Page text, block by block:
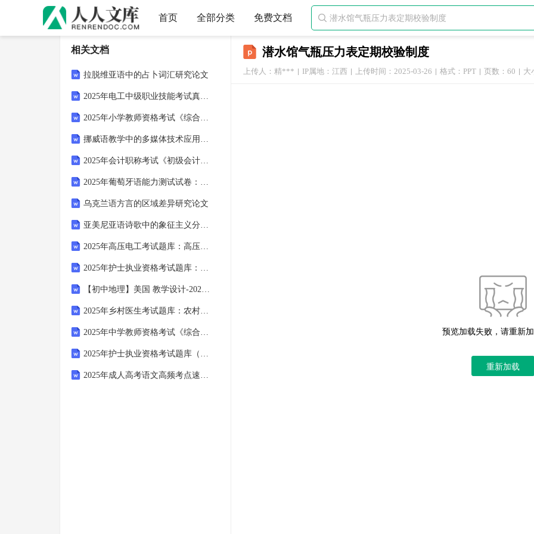
首页 全部分类 免费文档 
潜水馆气瓶压力表定期校验制度
上传人：精*** IP属地：江西 上传时间：2025-03-26 格式：PPT 页数：60 大
预览加载失败，请重新
重新加载
相关文档
拉脱维亚语中的占卜词汇研究论文
2025年电工中级职业技能考试真题卷（电气工程图样识读）
2025年小学教师资格考试《综合素质》教育资源试题集锦解析（含答案）
挪威语教学中的多媒体技术应用论文
2025年会计职称考试《初级会计实务》高频考点串联专项复习题库
2025年葡萄牙语能力测试试卷：葡萄牙语考试冲刺练习解析试题集
乌克兰语方言的区域差异研究论文
亚美尼亚语诗歌中的象征主义分析论文
2025年高压电工考试题库：高压设备故障诊断与设备运行管理技巧实战模拟试题
2025年护士执业资格考试题库：护理科研方法与实践实践操作与解析试题
【初中地理】美国 教学设计-2024-2025学年七年级地理下学期（湘教版2024）
2025年乡村医生考试题库：农村常用药物使用与合理用药案例分析试题
2025年中学教师资格考试《综合素质》易错易混题集（含答案）之教育创新思维篇
2025年护士执业资格考试题库（外科护理学）：临床护理技能试题集
2025年成人高考语文高频考点速记题库（作文素材运用技巧）